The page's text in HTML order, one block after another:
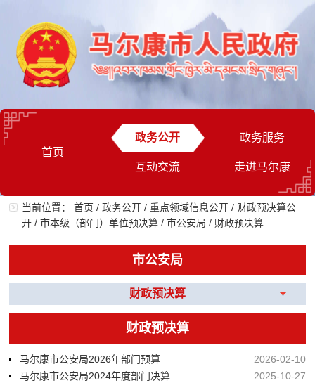
首页
政务公开 政务服务
互动交流 走进马尔康
当前位置：首页 /政务公开 /重点领域信息公开 / 财政预决算公
开 /市本级（部门）单位预决算 /市公安局 / 财政预决算
市公安局
财政预决算
财政预决算
马尔康市公安局2026年部门预算
2026-02-10
马尔康市公安局2024年度部门决算
2025-10-27